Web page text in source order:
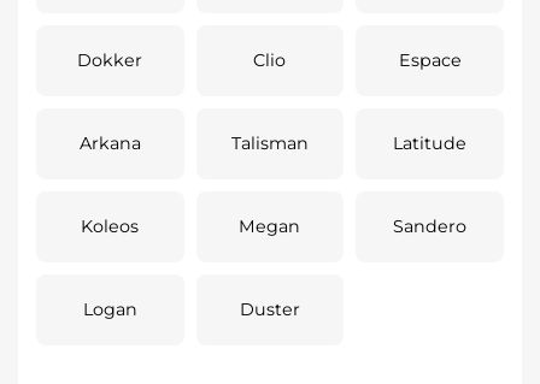
Dokker Clio Espace
Arkana Talisman Latitude
Koleos Megan Sandero
Logan Duster